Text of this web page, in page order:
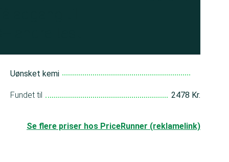
Uønsket kemi
Fundet til 2478 Kr.
Se flere priser hos PriceRunner (reklamelink)